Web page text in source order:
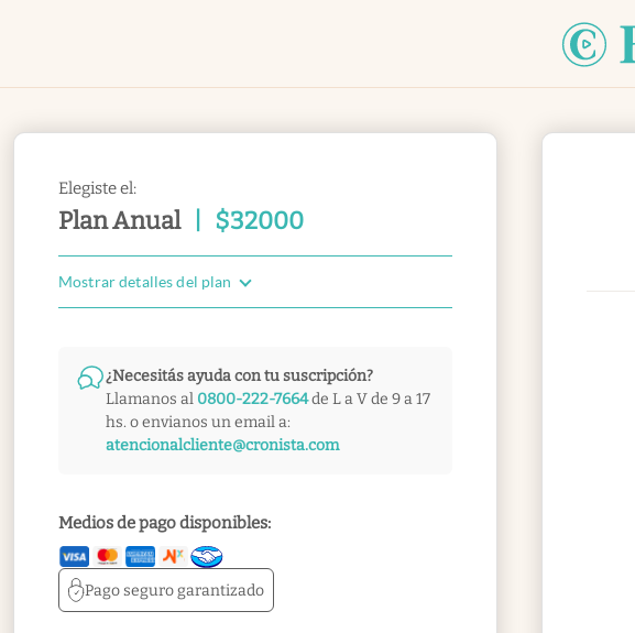
Elegiste el:
Plan Anual $32000
Mostrar detalles del plan
¿Necesitás ayuda con tu suscripción?
Llamanos al 0800-222-7664de L a V de 9 a 17
hs. o envianos un email a:
atencionalcliente@cronista.com
Medios de pago disponibles:
Pago segurogarantizado